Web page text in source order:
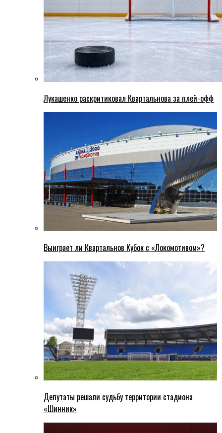
Лукашенко раскритиковал Квартальнова за плей-офф
Выиграет ли Квартальнов Кубок с «Локомотивом»?
Депутаты решали судьбу территории стадиона
«Шинник»